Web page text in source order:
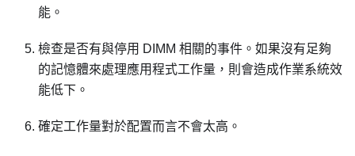
能。
檢查是否有與停用 DIMM 相關的事件。如果沒有足夠
的記憶體來處理應用程式工作量，則會造成作業系統效
能低下。
確定工作量對於配置而言不會太高。